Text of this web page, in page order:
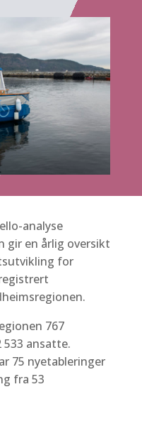
analyse
gir en årlig oversikt
for
767
ansatte.
75 nyetableringer
fra 53